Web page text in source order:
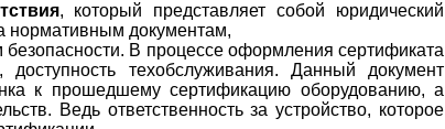
, который представляет собой юридический
нормативным документам,
В процессе оформления сертификата
техобслуживания. Данный документ
к прошедшему сертификацию оборудованию, а
Ведь ответственность за устройство, которое